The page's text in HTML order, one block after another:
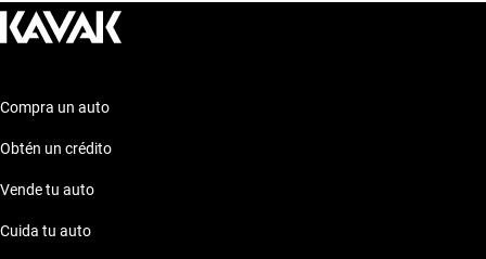
Compra un auto
Obtén un crédito
Vende tu auto
Cuida tu auto